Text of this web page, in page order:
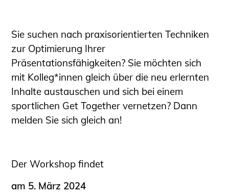
BLING.BLING.
Kammer Newsletter
Presse
Kontakt und Anfahrt
Impressum
Sie suchen nach praxisorientierten Techniken
zur Optimierung Ihrer
Präsentationsfähigkeiten? Sie möchten sich
mit Kolleg*innen gleich über die neu erlernten
Inhalte austauschen und sich bei einem
sportlichen Get Together vernetzen? Dann
melden Sie sich gleich an!
Der Workshop findet
am 5. März 2024